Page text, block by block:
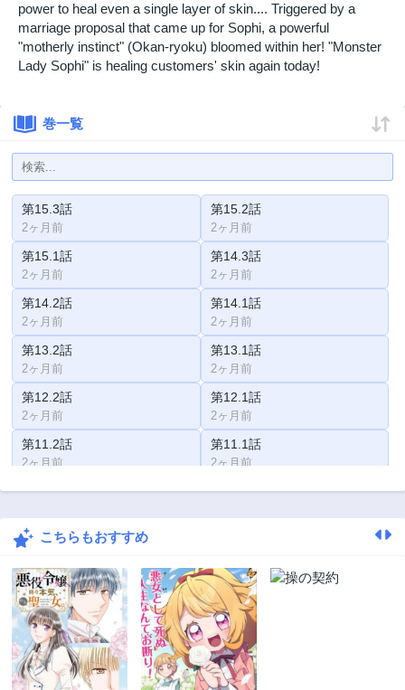
power to heal even a single layer of skin.... Triggered by a
marriage proposal that came up for Sophi, a powerful
"motherly instinct" (Okan-ryoku) bloomed within her! "Monster
Lady Sophi" is healing customers' skin again today!
巻一覧
第15.3話
2ヶ月前
第15.2話
2ヶ月前
第15.1話
2ヶ月前
第14.3話
2ヶ月前
第14.2話
2ヶ月前
第14.1話
2ヶ月前
第13.2話
2ヶ月前
第13.1話
2ヶ月前
第12.2話
2ヶ月前
第12.1話
2ヶ月前
第11.2話
2ヶ月前
第11.1話
2ヶ月前
第10話 第9話
第8話
第6話
2ヶ月前
第5話
2ヶ月前
第4.5話
2ヶ月前
第4話
2ヶ月前
第3話 第2話
こちらもおすすめ